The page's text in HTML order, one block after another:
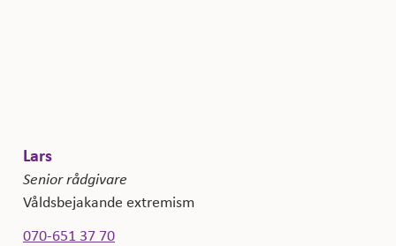
Lars
Senior rådgivare
Våldsbejakande extremism
070-651 37 70